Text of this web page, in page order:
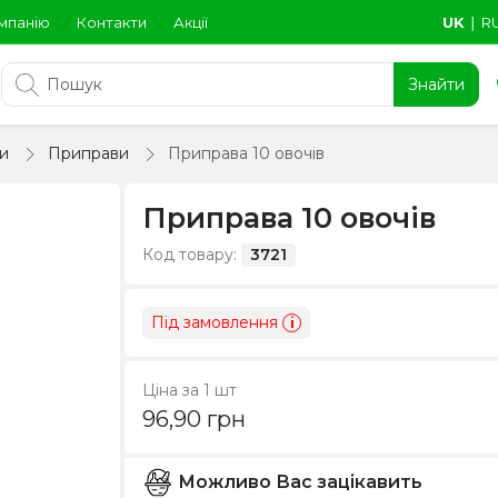
Контакти Акції UK ∣
Знайти
Приправи Приправа 10 овочів
Приправа 10 овочів
Код товару: 3721
Під замовлення i
Ціна за 1 шт
96,90 грн
Можливо Вас зацікавить